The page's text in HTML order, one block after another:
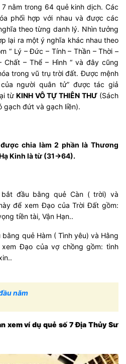
7 nằm trong 64 quẻ kinh dịch. Các
phối hợp với nhau và được các
theo từng danh lý. Nhìn tưởng
lại ra một ý nghĩa khác nhau theo
“ Lý – Đức – Tính – Thần – Thời –
Chất – Thể – Hình “ và đây cũng
trong vũ trụ trời đất. Được mệnh
người quân tử” được tác giả
từKINH VÔ TỰ THIÊN THƯ(Sách
gạch đứt và gạch liền).
chia làm 2 phần là Thương
Kinh là từ (31->64).
đầu bằng quẻ Càn ( trời) và
để xem Đạo của Trời Đất gồm:
tiền tài, Vận Hạn..
quẻ Hàm ( Tình yêu) và Hằng
Đạo của vợ chồng gồm: tình
năm
xem ví dụ quẻ số 7 Địa Thủy Sư